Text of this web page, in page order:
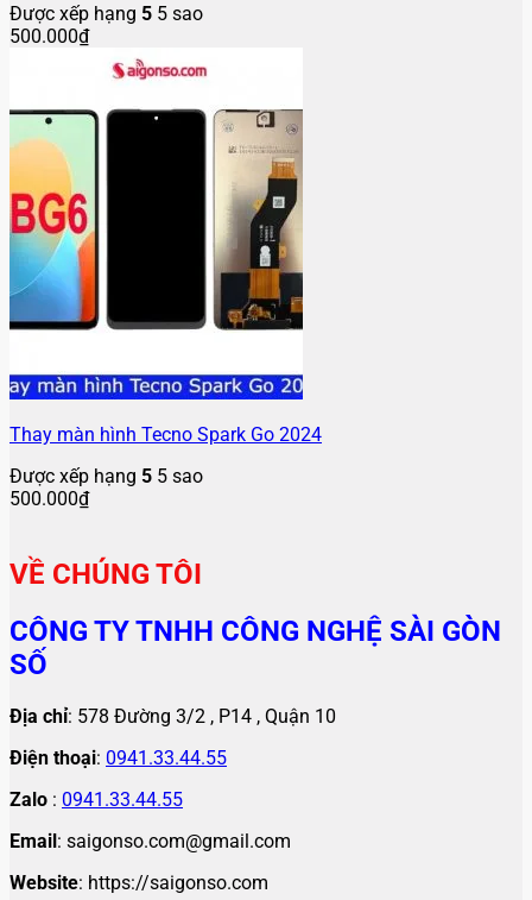
Được xếp hạng 5 5 sao
500.000₫
Thay màn hình Tecno Spark Go 2024
Được xếp hạng 5 5 sao
500.000₫
VỀ CHÚNG TÔI
CÔNG TY TNHH CÔNG NGHỆ SÀI GÒN
SỐ
Địa chỉ: 578 Đường 3/2 , P14 , Quận 10
Điện thoại: 0941.33.44.55
Zalo : 0941.33.44.55
Email: saigonso.com@gmail.com
Website: https://saigonso.com